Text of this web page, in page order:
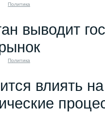
Политика
выводит
Политика
влиять на